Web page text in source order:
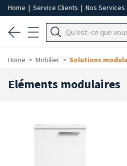
Home | Service Clients | Nos Services
Home Mobilier Solutions
Eléments modulaires